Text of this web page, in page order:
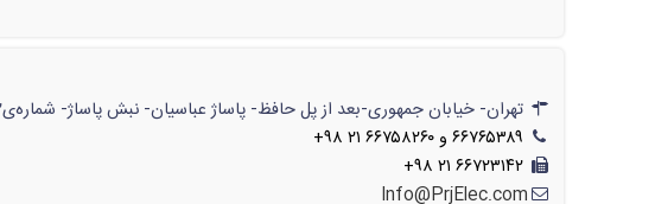
تهران- خیابان جمهوری-بعد از پل حافظ- پاساژ عباسیان- نبش پاساژ- شماره‌ی۶۲۲/// تهران- خیابان جمهوری-بعد از پل حافظ- پاساژ امجد- طبقه‌ی زیر همکف- شماره‌ی ۵۳
۶۶۷۶۵۳۸۹ و ۶۶۷۵۸۲۶۰ ۲۱ ۹۸+
۶۶۷۲۳۱۴۲ ۲۱ ۹۸+
Info@PrjElec.com